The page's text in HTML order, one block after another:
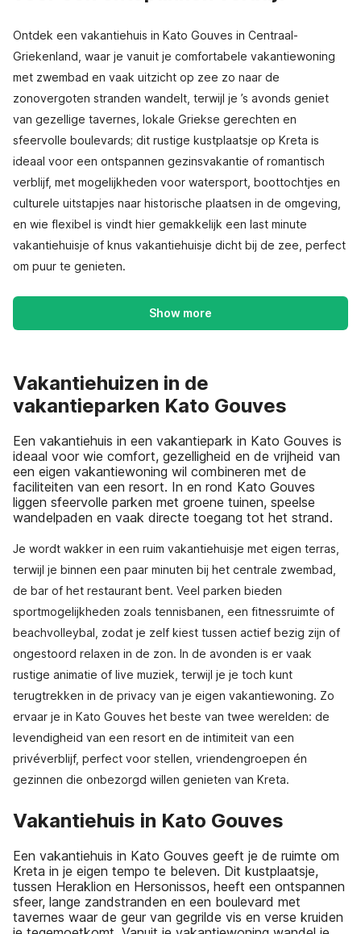
Ontdek een vakantiehuis in Kato Gouves in Centraal-
Griekenland, waar je vanuit je comfortabele vakantiewoning
met zwembad en vaak uitzicht op zee zo naar de
zonovergoten stranden wandelt, terwijl je ’s avonds geniet
van gezellige tavernes, lokale Griekse gerechten en
sfeervolle boulevards; dit rustige kustplaatsje op Kreta is
ideaal voor een ontspannen gezinsvakantie of romantisch
verblijf, met mogelijkheden voor watersport, boottochtjes en
culturele uitstapjes naar historische plaatsen in de omgeving,
en wie flexibel is vindt hier gemakkelijk een last minute
vakantiehuisje of knus vakantiehuisje dicht bij de zee, perfect
om puur te genieten.
Show more
Vakantiehuizen in de
vakantieparken Kato Gouves
Een vakantiehuis in een vakantiepark in Kato Gouves is
ideaal voor wie comfort, gezelligheid en de vrijheid van
een eigen vakantiewoning wil combineren met de
faciliteiten van een resort. In en rond Kato Gouves
liggen sfeervolle parken met groene tuinen, speelse
wandelpaden en vaak directe toegang tot het strand.
Je wordt wakker in een ruim vakantiehuisje met eigen terras,
terwijl je binnen een paar minuten bij het centrale zwembad,
de bar of het restaurant bent. Veel parken bieden
sportmogelijkheden zoals tennisbanen, een fitnessruimte of
beachvolleybal, zodat je zelf kiest tussen actief bezig zijn of
ongestoord relaxen in de zon. In de avonden is er vaak
rustige animatie of live muziek, terwijl je je toch kunt
terugtrekken in de privacy van je eigen vakantiewoning. Zo
ervaar je in Kato Gouves het beste van twee werelden: de
levendigheid van een resort en de intimiteit van een
privéverblijf, perfect voor stellen, vriendengroepen én
gezinnen die onbezorgd willen genieten van Kreta.
Vakantiehuis in Kato Gouves
Een vakantiehuis in Kato Gouves geeft je de ruimte om
Kreta in je eigen tempo te beleven. Dit kustplaatsje,
tussen Heraklion en Hersonissos, heeft een ontspannen
sfeer, lange zandstranden en een boulevard met
tavernes waar de geur van gegrilde vis en verse kruiden